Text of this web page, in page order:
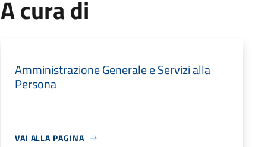
A cura di
Amministrazione Generale e Servizi alla
Persona
VAI ALLA PAGINA